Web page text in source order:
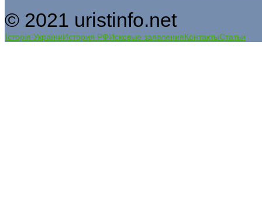
© 2021 uristinfo.net
Історія УкраїниИстория РФИсковые заявленияКонтактыСтатьи